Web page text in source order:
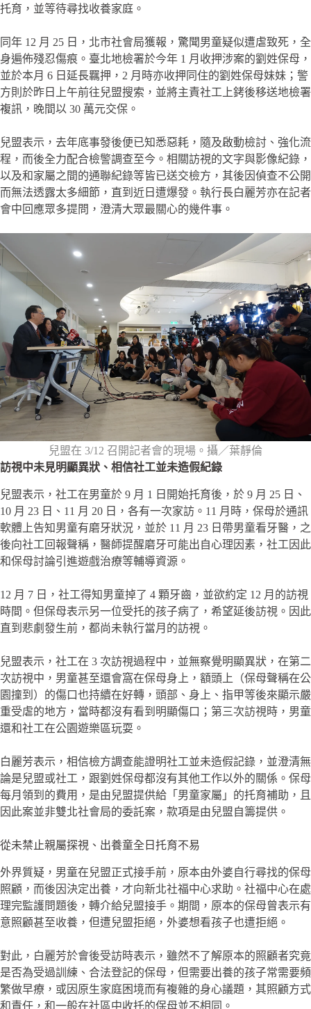
托育，並等待尋找收養家庭。
同年 12 月 25 日，北市社會局獲報，驚聞男童疑似遭虐致死，全
身遍佈殘忍傷痕。臺北地檢署於今年 1 月收押涉案的劉姓保母，
並於本月 6 日延長羈押，2 月時亦收押同住的劉姓保母妹妹；警
方則於昨日上午前往兒盟搜索，並將主責社工上銬後移送地檢署
複訊，晚間以 30 萬元交保。
兒盟表示，去年底事發後便已知悉惡耗，隨及啟動檢討、強化流
程，而後全力配合檢警調查至今。相關訪視的文字與影像紀錄，
以及和家屬之間的通聯紀錄等皆已送交檢方，其後因偵查不公開
而無法透露太多細節，直到近日遭爆發。執行長白麗芳亦在記者
會中回應眾多提問，澄清大眾最關心的幾件事。
兒盟在 3/12 召開記者會的現場。攝／葉靜倫
訪視中未見明顯異狀、相信社工並未造假紀錄
兒盟表示，社工在男童於 9 月 1 日開始托育後，於 9 月 25 日、
10 月 23 日、11 月 20 日，各有一次家訪。11 月時，保母於通訊
軟體上告知男童有磨牙狀況，並於 11 月 23 日帶男童看牙醫，之
後向社工回報聲稱，醫師提醒磨牙可能出自心理因素，社工因此
和保母討論引進遊戲治療等輔導資源。
12 月 7 日，社工得知男童掉了 4 顆牙齒，並欲約定 12 月的訪視
時間。但保母表示另一位受托的孩子病了，希望延後訪視。因此
直到悲劇發生前，都尚未執行當月的訪視。
兒盟表示，社工在 3 次訪視過程中，並無察覺明顯異狀，在第二
次訪視中，男童甚至還會窩在保母身上，額頭上（保母聲稱在公
園撞到）的傷口也持續在好轉，頭部、身上、指甲等後來顯示嚴
重受虐的地方，當時都沒有看到明顯傷口；第三次訪視時，男童
還和社工在公園遊樂區玩耍。
白麗芳表示，相信檢方調查能證明社工並未造假記錄，並澄清無
論是兒盟或社工，跟劉姓保母都沒有其他工作以外的關係。保母
每月領到的費用，是由兒盟提供給「男童家屬」的托育補助，且
因此案並非雙北社會局的委託案，款項是由兒盟自籌提供。
從未禁止親屬探視、出養童全日托育不易
外界質疑，男童在兒盟正式接手前，原本由外婆自行尋找的保母
照顧，而後因決定出養，才向新北社福中心求助。社福中心在處
理完監護問題後，轉介給兒盟接手。期間，原本的保母曾表示有
意照顧甚至收養，但遭兒盟拒絕，外婆想看孩子也遭拒絕。
對此，白麗芳於會後受訪時表示，雖然不了解原本的照顧者究竟
是否為受過訓練、合法登記的保母，但需要出養的孩子常需要頻
繁做早療，或因原生家庭困境而有複雜的身心議題，其照顧方式
和責任，和一般在社區中收托的保母並不相同。